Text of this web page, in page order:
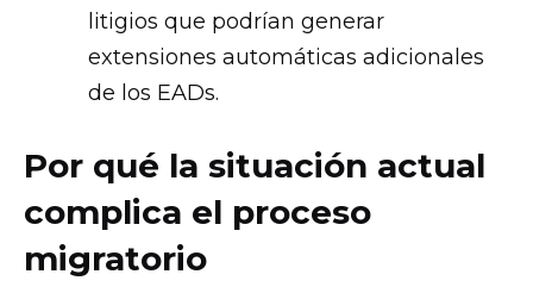
litigios que podrían generar
extensiones automáticas adicionales
de los EADs.
Por qué la situación actual
complica el proceso
migratorio